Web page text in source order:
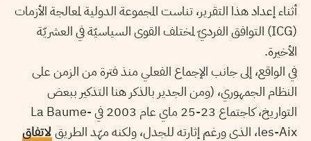
أثناء إعداد هذا التقرير، تناست المجموعة الدولية لمعالجة الأزمات
(ICG) التوافق الفرديّ لمختلف القوى السياسيّة في العشريّة
الأخيرة.
في الواقع، إلى جانب الإجماع الفعلي منذ فترة من الزمن على
النظام الجمهوري، (ومن الجدير بالذكر هنا التذكير ببعض
التواريخ، كاجتماع 23-25 ماي عام 2003 في La Baume-
les-Aix، الذي ورغم إثارته للجدل، ولكنه مهّد الطريق
لاتفاق